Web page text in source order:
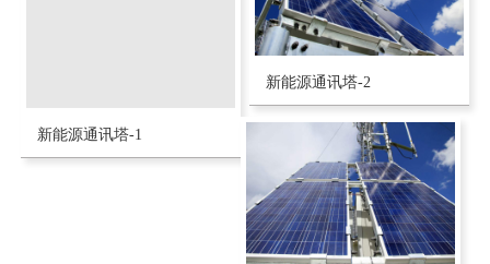
新能源通讯塔-1
新能源通讯塔-2